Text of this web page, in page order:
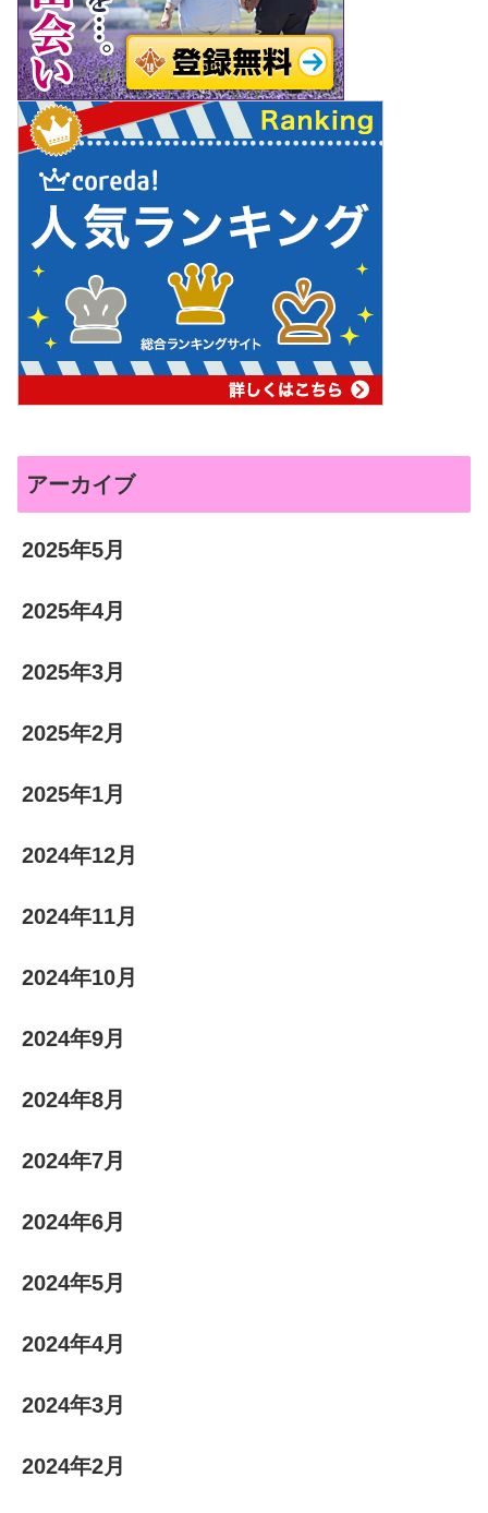
アーカイブ
2025年5月
2025年4月
2025年3月
2025年2月
2025年1月
2024年12月
2024年11月
2024年10月
2024年9月
2024年8月
2024年7月
2024年6月
2024年5月
2024年4月
2024年3月
2024年2月